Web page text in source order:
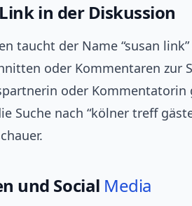
in der Diskussion
taucht der Name “susan
oder Kommentaren zur
oder Kommentatorin
Suche nach “kölner treff
und Social Media